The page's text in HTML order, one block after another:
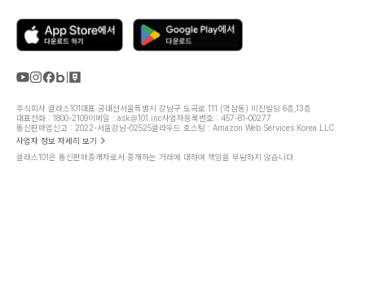
주식회사 클래스101 대표 공대선서울특별시 강남구 도곡로 111 (역삼동) 미진빌딩 6층,13층
대표전화 : 1800-2109이메일 : ask@101.inc사업자등록번호 : 457-81-00277
통신판매업신고 : 2022-서울강남-02525클라우드 호스팅 : Amazon Web Services Korea LLC
사업자 정보 자세히 보기
클래스101은 통신판매중개자로서 중개하는 거래에 대하여 책임을 부담하지 않습니다.